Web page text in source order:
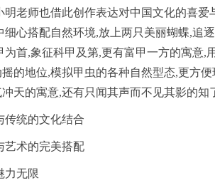
明老师也借此创作表达对中国文化的喜
细心搭配自然环境,放上两只美丽蝴蝶,追
为首,象征科甲及第,更有富甲一方的寓意,
的地位,模拟甲虫的各种自然型态,更方
冲天的寓意,还有只闻其声而不见其影的
传统的文化结合
艺术的完美搭配
力无限